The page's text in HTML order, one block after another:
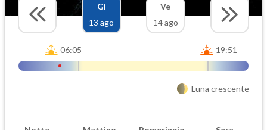
Gi
13 ago
Ve
14 ago
06:05 19:51
Luna crescente